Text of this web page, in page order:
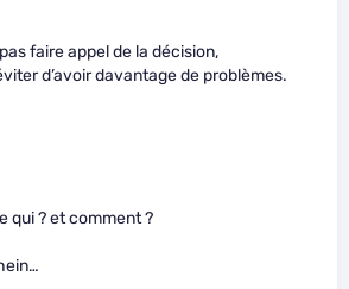
faire appel de la décision,
d’avoir davantage de problèmes.
qui ? et comment ?